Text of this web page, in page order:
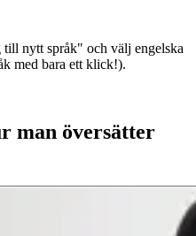
nytt språk" och välj engelska
med bara ett klick!).
man översätter